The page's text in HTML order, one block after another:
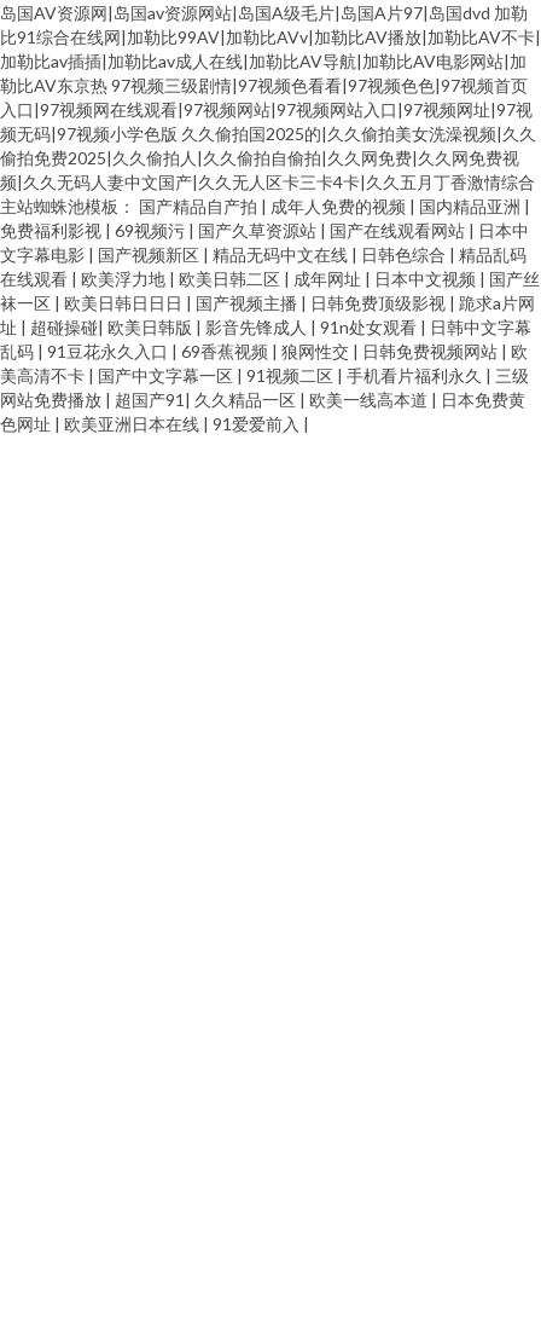
岛国AV资源网|岛国av资源网站|岛国A级毛片|岛国A片97|岛国dvd 加勒
比91综合在线网|加勒比99AV|加勒比AVv|加勒比AV播放|加勒比AV不卡|
加勒比av插插|加勒比av成人在线|加勒比AV导航|加勒比AV电影网站|加
勒比AV东京热97视频三级剧情|97视频色看看|97视频色色|97视频首页
入口|97视频网在线观看|97视频网站|97视频网站入口|97视频网址|97视
频无码|97视频小学色版 久久偷拍国2025的|久久偷拍美女洗澡视频|久久
偷拍免费2025|久久偷拍人|久久偷拍自偷拍|久久网免费|久久网免费视
频|久久无码人妻中文国产|久久无人区卡三卡4卡|久久五月丁香激情综合
主站蜘蛛池模板： 国产精品自产拍 | 成年人免费的视频 | 国内精品亚洲 |
免费福利影视 | 69视频污 | 国产久草资源站 | 国产在线观看网站 | 日本中
文字幕电影 | 国产视频新区 | 精品无码中文在线 | 日韩色综合 | 精品乱码
在线观看 | 欧美浮力地 | 欧美日韩二区 | 成年网址 | 日本中文视频 | 国产丝
袜一区 | 欧美日韩日日日 | 国产视频主播 | 日韩免费顶级影视 | 跪求a片网
址 | 超碰操碰| 欧美日韩版 | 影音先锋成人 | 91n处女观看 | 日韩中文字幕
乱码 | 91豆花永久入口 | 69香蕉视频 | 狼网性交 | 日韩免费视频网站 | 欧
美高清不卡 | 国产中文字幕一区 | 91视频二区 | 手机看片福利永久 | 三级
网站免费播放 | 超国产91 | 久久精品一区 | 欧美一线高本道 | 日本免费黄
色网址 | 欧美亚洲日本在线 | 91爱爱前入 |